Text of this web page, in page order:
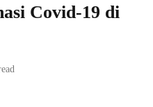
Covid-19 di